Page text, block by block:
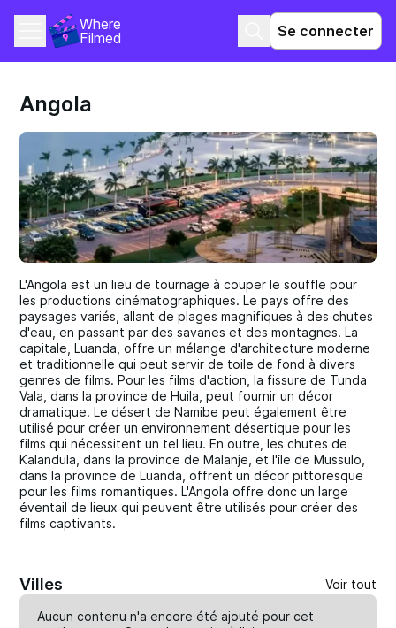
Where
Filmed
Se connecter
Angola
L'Angola est un lieu de tournage à couper le souffle pour
les productions cinématographiques. Le pays offre des
paysages variés, allant de plages magnifiques à des chutes
d'eau, en passant par des savanes et des montagnes. La
capitale, Luanda, offre un mélange d'architecture moderne
et traditionnelle qui peut servir de toile de fond à divers
genres de films. Pour les films d'action, la fissure de Tunda
Vala, dans la province de Huila, peut fournir un décor
dramatique. Le désert de Namibe peut également être
utilisé pour créer un environnement désertique pour les
films qui nécessitent un tel lieu. En outre, les chutes de
Kalandula, dans la province de Malanje, et l'île de Mussulo,
dans la province de Luanda, offrent un décor pittoresque
pour les films romantiques. L'Angola offre donc un large
éventail de lieux qui peuvent être utilisés pour créer des
films captivants.
Villes Voir tout
Aucun contenu n'a encore été ajouté pour cet